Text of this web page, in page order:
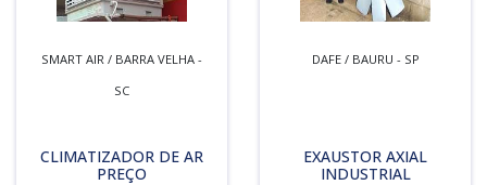
SMART AIR / BARRA VELHA -
SC
CLIMATIZADOR DE AR
PREÇO
DAFE / BAURU - SP
EXAUSTOR AXIAL
INDUSTRIAL